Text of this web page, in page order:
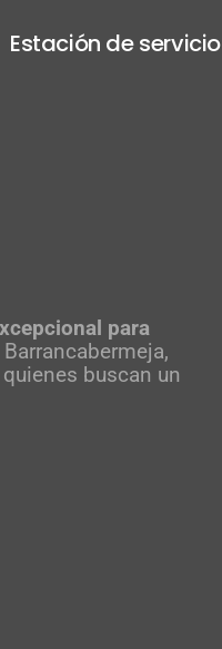
Estación de servicio
para
buscan un